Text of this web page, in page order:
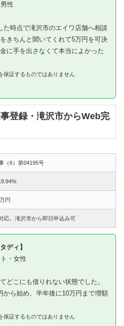
性
た時点で滝沢市のエイワ店舗へ相談
きちんと聞いてくれて5万円を可決
に手を出さなくて本当によかった
証するものではありません
登録・滝沢市からWeb完
（6）第04195号
円
応。滝沢市から即日申込み可
ディ】
・女性
どこにも借りれない状態でした。
から始め、半年後に10万円まで増額
証するものではありません